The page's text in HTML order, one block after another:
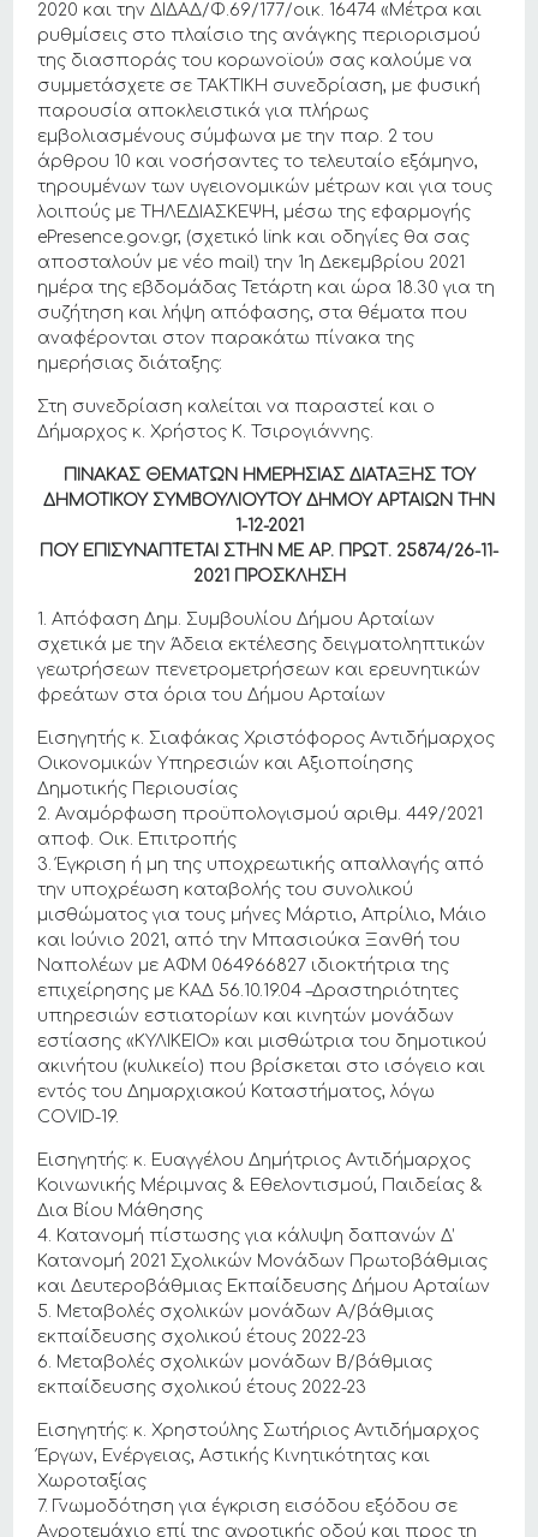
2020 και την ΔΙΔΑΔ/Φ.69/177/οικ. 16474 «Μέτρα και
ρυθμίσεις στο πλαίσιο της ανάγκης περιορισμού
της διασποράς του κορωνοϊού» σας καλούμε να
συμμετάσχετε σε ΤΑΚΤΙΚΗ συνεδρίαση, με φυσική
παρουσία αποκλειστικά για πλήρως
εμβολιασμένους σύμφωνα με την παρ. 2 του
άρθρου 10 και νοσήσαντες το τελευταίο εξάμηνο,
τηρουμένων των υγειονομικών μέτρων και για τους
λοιπούς με ΤΗΛΕΔΙΑΣΚΕΨΗ, μέσω της εφαρμογής
ePresence.gov.gr, (σχετικό link και οδηγίες θα σας
αποσταλούν με νέο mail) την 1η Δεκεμβρίου 2021
ημέρα της εβδομάδας Τετάρτη και ώρα 18.30 για τη
συζήτηση και λήψη απόφασης, στα θέματα που
αναφέρονται στον παρακάτω πίνακα της
ημερήσιας διάταξης:
Στη συνεδρίαση καλείται να παραστεί και ο
Δήμαρχος κ. Χρήστος Κ. Τσιρογιάννης.
ΠΙΝΑΚΑΣ ΘΕΜΑΤΩΝ ΗΜΕΡΗΣΙΑΣ ΔΙΑΤΑΞΗΣ ΤΟΥ
ΔΗΜΟΤΙΚΟΥ ΣΥΜΒΟΥΛΙΟΥΤΟΥ ΔΗΜΟΥ ΑΡΤΑΙΩΝ THN
1-12-2021
ΠΟΥ ΕΠΙΣΥΝΑΠΤΕΤΑΙ ΣΤΗΝ ΜΕ ΑΡ. ΠΡΩΤ. 25874/26-11-
2021 ΠΡΟΣΚΛΗΣΗ
1. Απόφαση Δημ. Συμβουλίου Δήμου Αρταίων
σχετικά με την Άδεια εκτέλεσης δειγματοληπτικών
γεωτρήσεων πενετρομετρήσεων και ερευνητικών
φρεάτων στα όρια του Δήμου Αρταίων
Εισηγητής κ. Σιαφάκας Χριστόφορος Αντιδήμαρχος
Οικονομικών Υπηρεσιών και Αξιοποίησης
Δημοτικής Περιουσίας
2. Αναμόρφωση προϋπολογισμού αριθμ. 449/2021
αποφ. Οικ. Επιτροπής
3. Έγκριση ή μη της υποχρεωτικής απαλλαγής από
την υποχρέωση καταβολής του συνολικού
μισθώματος για τους μήνες Μάρτιο, Απρίλιο, Μάιο
και Ιούνιο 2021, από την Μπασιούκα Ξανθή του
Ναπολέων με ΑΦΜ 064966827 ιδιοκτήτρια της
επιχείρησης με ΚΑΔ 56.10.19.04 –Δραστηριότητες
υπηρεσιών εστιατορίων και κινητών μονάδων
εστίασης «ΚΥΛΙΚΕΙΟ» και μισθώτρια του δημοτικού
ακινήτου (κυλικείο) που βρίσκεται στο ισόγειο και
εντός του Δημαρχιακού Καταστήματος, λόγω
COVID-19.
Εισηγητής: κ. Ευαγγέλου Δημήτριος Αντιδήμαρχος
Κοινωνικής Μέριμνας & Εθελοντισμού, Παιδείας &
Δια Βίου Μάθησης
4. Κατανομή πίστωσης για κάλυψη δαπανών Δ’
Κατανομή 2021 Σχολικών Μονάδων Πρωτοβάθμιας
και Δευτεροβάθμιας Εκπαίδευσης Δήμου Αρταίων
5. Μεταβολές σχολικών μονάδων Α/βάθμιας
εκπαίδευσης σχολικού έτους 2022-23
6. Μεταβολές σχολικών μονάδων Β/βάθμιας
εκπαίδευσης σχολικού έτους 2022-23
Εισηγητής: κ. Χρηστούλης Σωτήριος Αντιδήμαρχος
Έργων, Ενέργειας, Αστικής Κινητικότητας και
Χωροταξίας
7. Γνωμοδότηση για έγκριση εισόδου εξόδου σε
Αγροτεμάχιο επί της αγροτικής οδού και προς τη